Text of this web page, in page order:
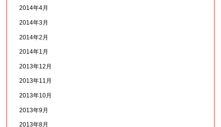
2014年4月
2014年3月
2014年2月
2014年1月
2013年12月
2013年11月
2013年10月
2013年9月
2013年8月